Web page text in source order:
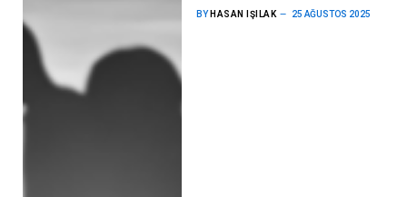
BY HASAN IŞILAK 25 AĞUSTOS 2025